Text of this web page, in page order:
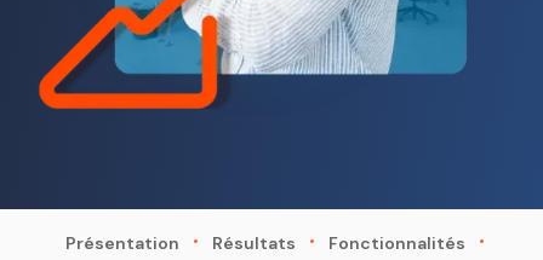
Présentation · Résultats · Fonctionnalités ·